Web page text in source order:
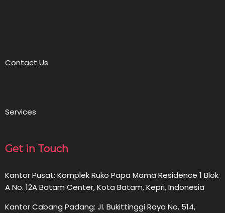
Contact Us
Services
Get in Touch
Kantor Pusat: Komplek Ruko Papa Mama Residence 1 Blok
A No. 12A Batam Center, Kota Batam, Kepri, Indonesia
Kantor Cabang Padang: Jl. Bukittinggi Raya No. 514,